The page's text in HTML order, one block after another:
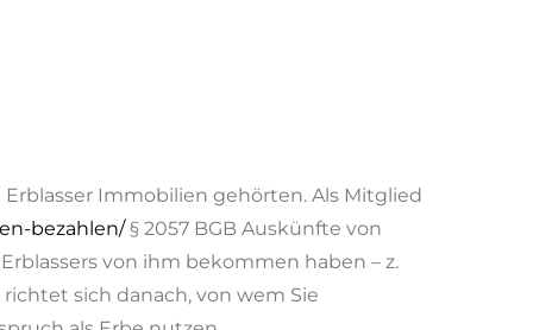
Immobilien gehörten. Als Mitglied
bezahlen/§ 2057 BGB Auskünfte von
von ihm bekommen haben – z.
sich danach, von wem Sie